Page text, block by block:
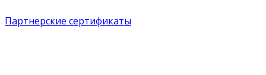
Партнерские сертификаты